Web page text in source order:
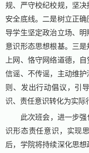
规、严守校纪校规，坚
安全底线。二是树立正
导学生坚定政治立场、
意识形态思想根基。三
上网、恪守网络道德，
信谣、不传谣，主动维
则、发出行动倡议，引
识、责任意识转化为实际
此次班会，进一步
识形态责任意识，实现
后，学院将持续深化思